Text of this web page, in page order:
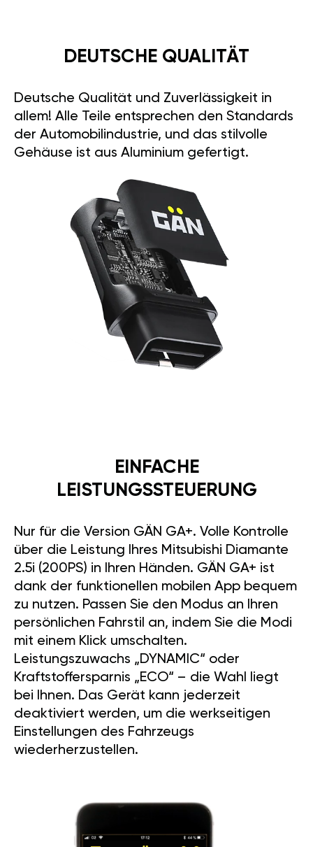
DEUTSCHE QUALITÄT
Deutsche Qualität und Zuverlässigkeit in
allem! Alle Teile entsprechen den Standards
der Automobilindustrie, und das stilvolle
Gehäuse ist aus Aluminium gefertigt.
EINFACHE
LEISTUNGSSTEUERUNG
Nur für die Version GÄN GA+. Volle Kontrolle
über die Leistung Ihres Mitsubishi Diamante
2.5i (200PS) in Ihren Händen. GÄN GA+ ist
dank der funktionellen mobilen App bequem
zu nutzen. Passen Sie den Modus an Ihren
persönlichen Fahrstil an, indem Sie die Modi
mit einem Klick umschalten.
Leistungszuwachs „DYNAMIC“ oder
Kraftstoffersparnis „ECO“ – die Wahl liegt
bei Ihnen. Das Gerät kann jederzeit
deaktiviert werden, um die werkseitigen
Einstellungen des Fahrzeugs
wiederherzustellen.